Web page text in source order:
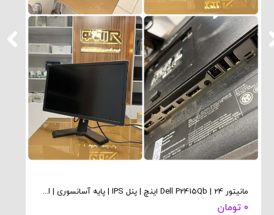
مانیتور Dell P2415Qb | 24 اینچ | پنل IPS | پایه آسانسوری | HDMI و DisplayPort
۰ تومان